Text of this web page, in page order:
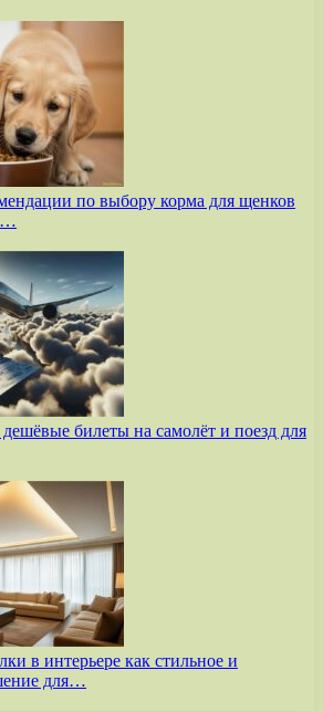
по выбору корма для щенков
билеты на самолёт и поезд для
в интерьере как стильное и
для…